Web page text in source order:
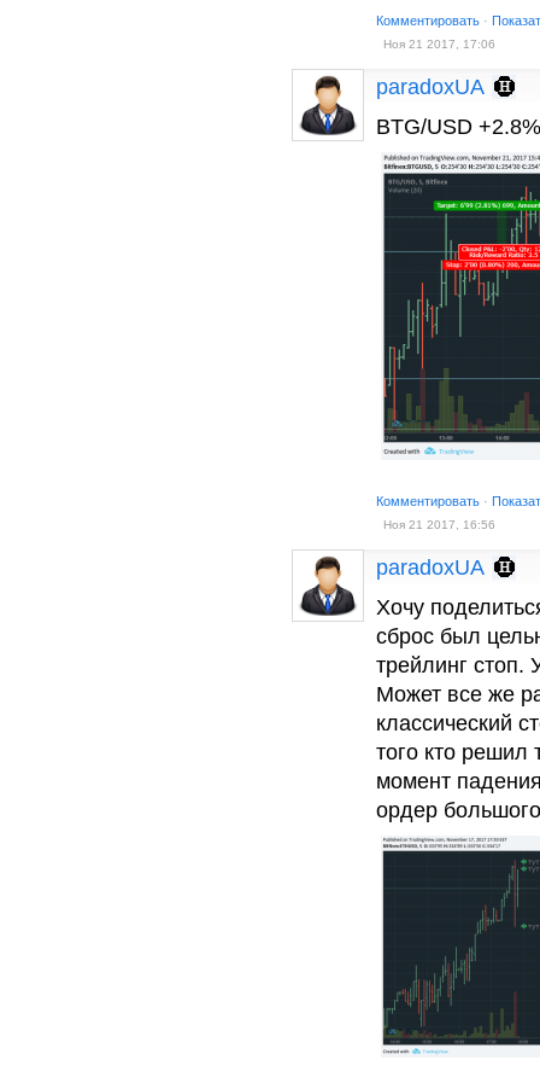
Комментировать ·
Ноя 21 2017, 17:06
paradoxUA
BTG/USD
Комментировать ·
Ноя 21 2017, 16:56
paradoxUA
Хочу
сброс был
трейлинг стоп.
Может все же
классический
того кто решил
момент
ордер